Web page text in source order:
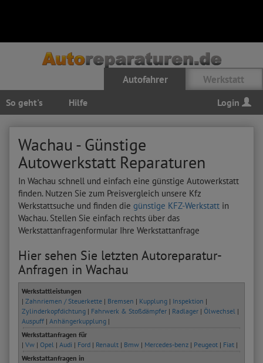
Autofahrer Werkstatt
So geht's Hilfe Login
Wachau - Günstige
Autowerkstatt Reparaturen
In Wachau schnell und einfach eine günstige Autowerkstatt
finden. Nutzen Sie zum Preisvergleich unsere Kfz
Werkstattsuche und finden die günstige KFZ-Werkstatt in
Wachau. Stellen Sie einfach rechts über das
Werkstattanfragenformular Ihre Werkstattanfrage
Hier sehen Sie letzten Autoreparatur-
Anfragen in Wachau
Werkstattleistungen
| Zahnriemen / Steuerkette | Bremsen | Kupplung | Inspektion |
Zylinderkopfdichtung | Fahrwerk & Stoßdämpfer | Radlager | Ölwechsel |
Auspuff | Anhängerkupplung |
Werkstattanfragen für
| Vw | Opel | Audi | Ford | Renault | Bmw | Mercedes-benz | Peugeot | Fiat |
Werkstattanfragen in